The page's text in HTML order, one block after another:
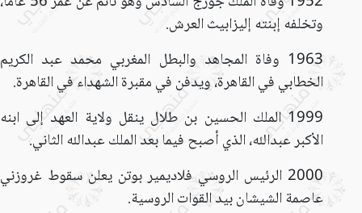
وتخلفه إبنته إليزابيث العرش.
1963 وفاة المجاهد والبطل المغربي محمد عبد الكريم
الخطابي في القاهرة، ويدفن في مقبرة الشهداء في القاهرة.
1999 الملك الحسين بن طلال ينقل ولاية العهد إلى ابنه
الأكبر عبدالله، الذي أصبح فيما بعد الملك عبدالله الثاني.
2000 الرئيس الروسي فلاديمير بوتن يعلن سقوط غروزني
عاصمة الشيشان بيد القوات الروسية.